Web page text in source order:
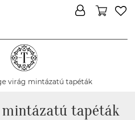
virág mintázatú tapéták
tapéták